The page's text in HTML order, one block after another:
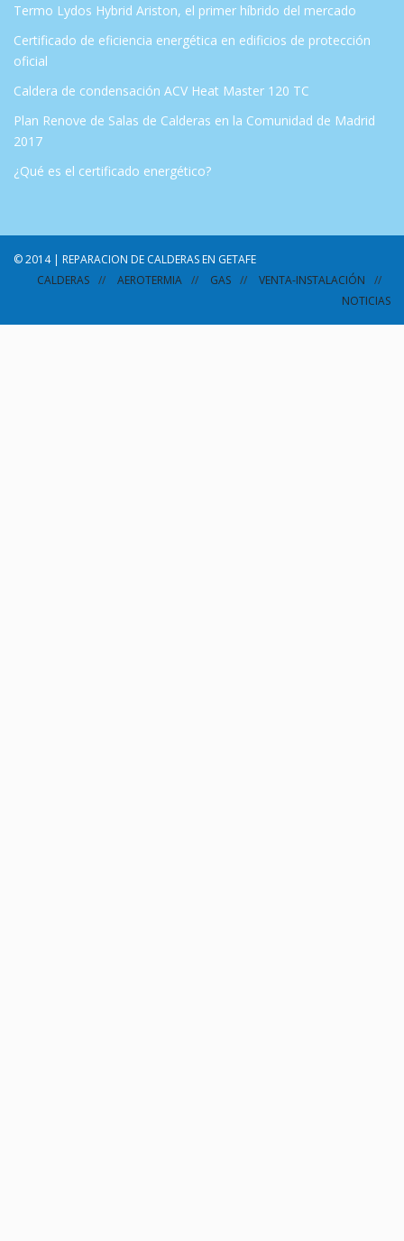
Termo Lydos Hybrid Ariston, el primer híbrido del mercado
Certificado de eficiencia energética en edificios de protección
oficial
Caldera de condensación ACV Heat Master 120 TC
Plan Renove de Salas de Calderas en la Comunidad de Madrid
2017
¿Qué es el certificado energético?
© 2014 | REPARACION DE CALDERAS EN GETAFE
CALDERAS
AEROTERMIA GAS
VENTA-INSTALACIÓN
NOTICIAS